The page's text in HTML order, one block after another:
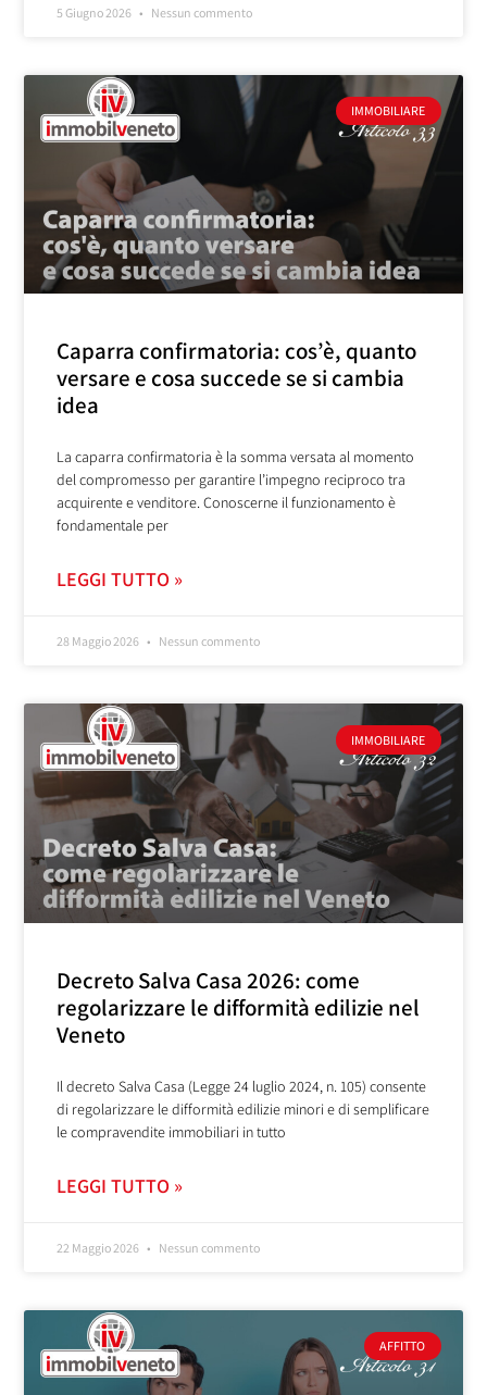
5 Giugno 2026 Nessun commento
IMMOBILIARE
Caparra confirmatoria: cos’è, quanto
versare e cosa succede se si cambia
idea
La caparra confirmatoria è la somma versata al momento
del compromesso per garantire l’impegno reciproco tra
acquirente e venditore. Conoscerne il funzionamento è
fondamentale per
LEGGI TUTTO »
28 Maggio 2026 Nessun commento
IMMOBILIARE
Decreto Salva Casa 2026: come
regolarizzare le difformità edilizie nel
Veneto
Il decreto Salva Casa (Legge 24 luglio 2024, n. 105) consente
di regolarizzare le difformità edilizie minori e di semplificare
le compravendite immobiliari in tutto
LEGGI TUTTO »
22 Maggio 2026 Nessun commento
AFFITTO